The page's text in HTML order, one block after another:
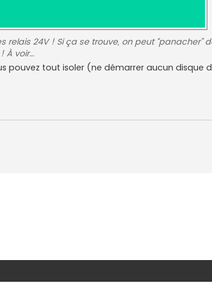
24V ! Si ça se trouve, on peut “panacher”
! À voir…
tout isoler (ne démarrer aucun disque